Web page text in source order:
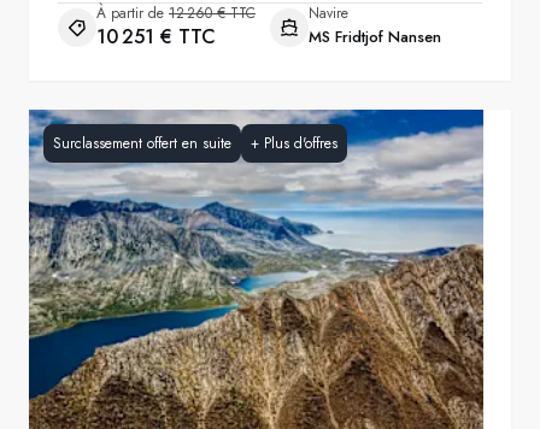
À partir de 12 260 € TTC
10 251 € TTC
Navire
MS Fridtjof Nansen
Surclassement offert en suite + Plus d'offres